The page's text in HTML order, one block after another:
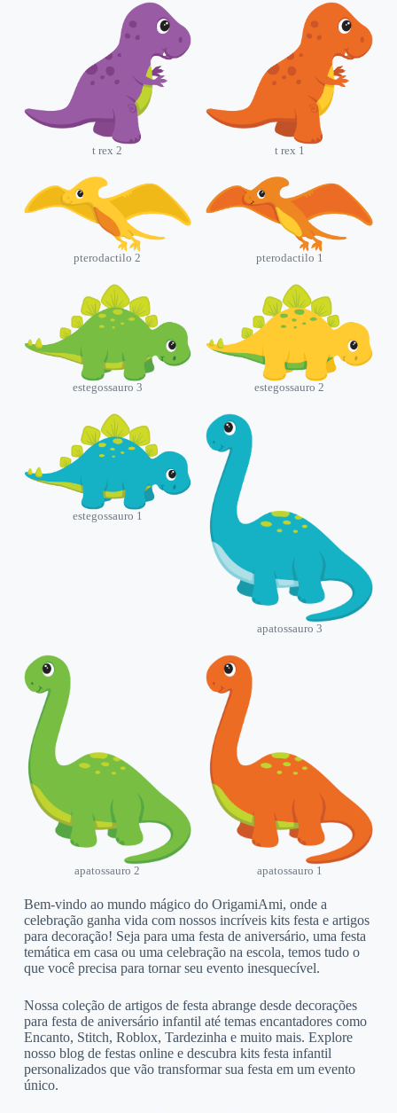
t rex 2 t rex 1
pterodactilo 2 pterodactilo 1
estegossauro 3 estegossauro 2
estegossauro 1
apatossauro 3
apatossauro 2 apatossauro 1
Bem-vindo ao mundo mágico do OrigamiAmi, onde a
celebração ganha vida com nossos incríveis kits festa e artigos
para decoração! Seja para uma festa de aniversário, uma festa
temática em casa ou uma celebração na escola, temos tudo o
que você precisa para tornar seu evento inesquecível.
Nossa coleção de artigos de festa abrange desde decorações
para festa de aniversário infantil até temas encantadores como
Encanto, Stitch, Roblox, Tardezinha e muito mais. Explore
nosso blog de festas online e descubra kits festa infantil
personalizados que vão transformar sua festa em um evento
único.